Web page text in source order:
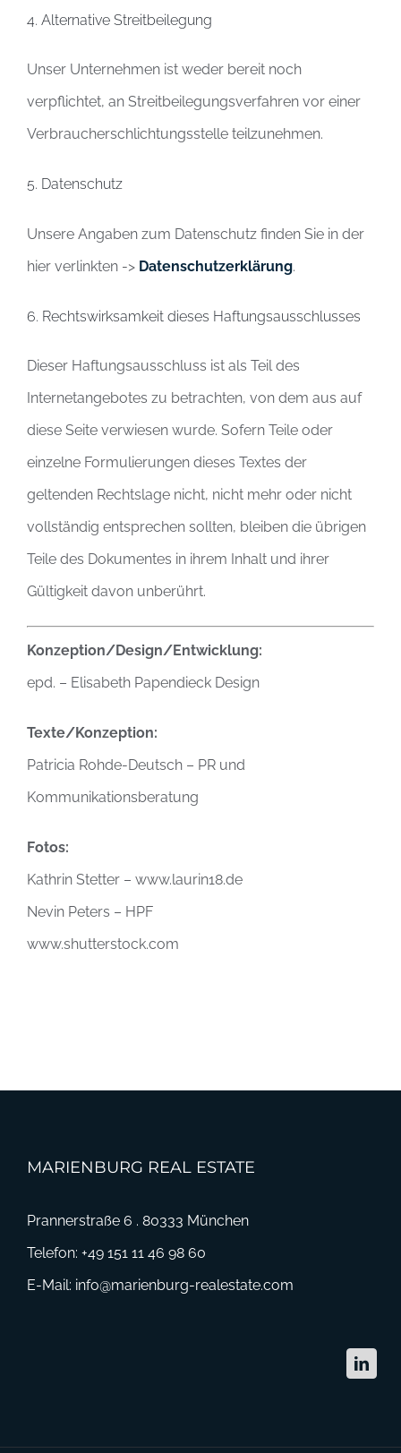
4. Alternative Streitbeilegung
Unser Unternehmen ist weder bereit noch
verpflichtet, an Streitbeilegungsverfahren vor einer
Verbraucherschlichtungsstelle teilzunehmen.
5. Datenschutz
Unsere Angaben zum Datenschutz finden Sie in der
hier verlinkten -> Datenschutzerklärung.
6. Rechtswirksamkeit dieses Haftungsausschlusses
Dieser Haftungsausschluss ist als Teil des
Internetangebotes zu betrachten, von dem aus auf
diese Seite verwiesen wurde. Sofern Teile oder
einzelne Formulierungen dieses Textes der
geltenden Rechtslage nicht, nicht mehr oder nicht
vollständig entsprechen sollten, bleiben die übrigen
Teile des Dokumentes in ihrem Inhalt und ihrer
Gültigkeit davon unberührt.
Konzeption/Design/Entwicklung:
epd. – Elisabeth Papendieck Design
Texte/Konzeption:
Patricia Rohde-Deutsch – PR und
Kommunikationsberatung
Fotos:
Kathrin Stetter – www.laurin18.de
Nevin Peters – HPF
www.shutterstock.com
MARIENBURG REAL ESTATE
Prannerstraße 6 . 80333 München
Telefon: +49 151 11 46 98 60
E-Mail: info@marienburg-realestate.com